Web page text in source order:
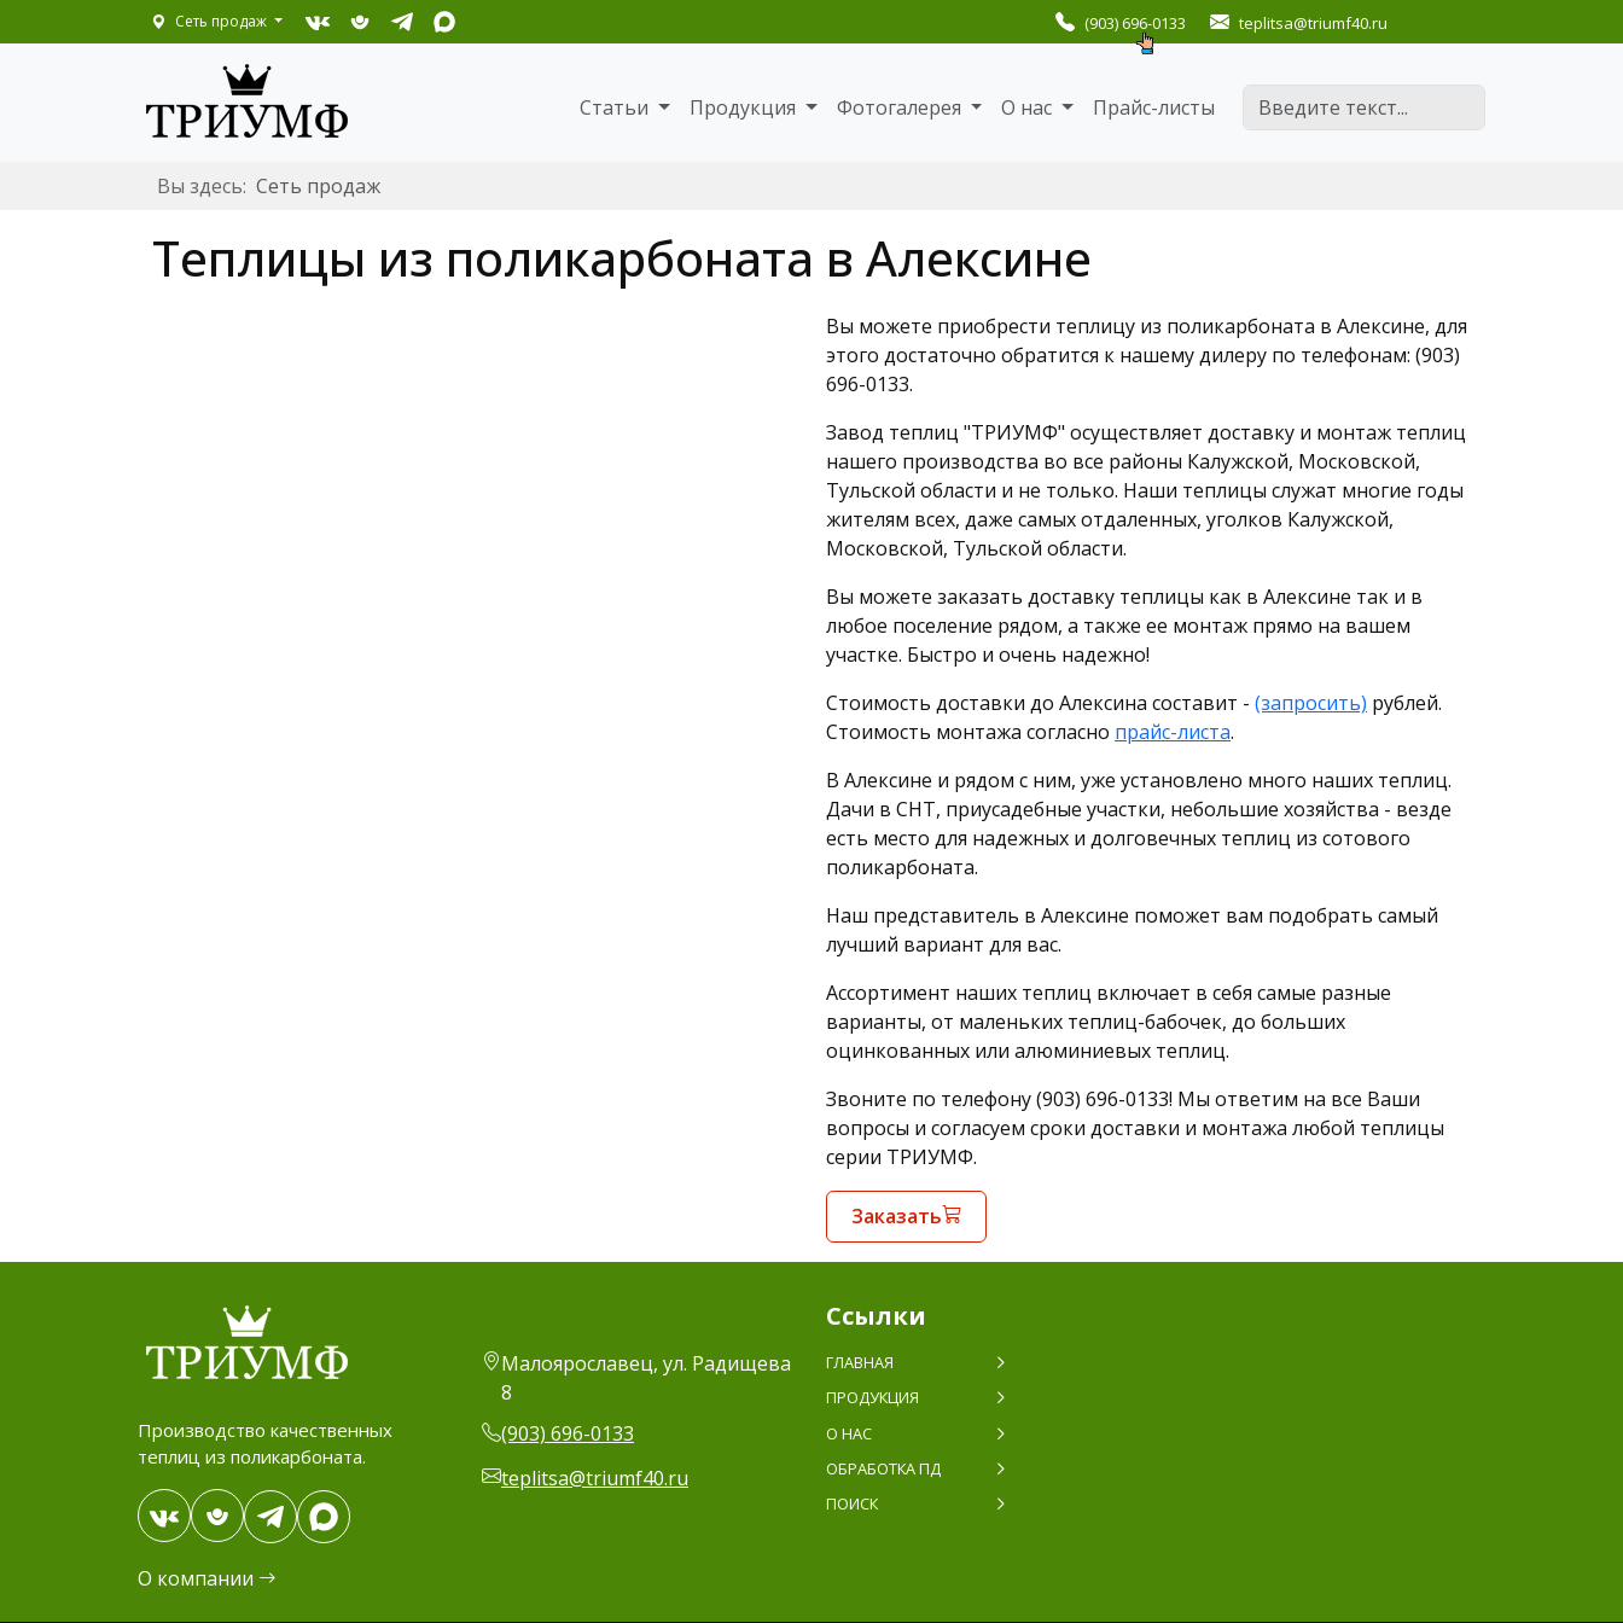
Сеть продаж (903) 696-0133 teplitsa@triumf40.ru
Статьи Продукция Фотогалерея О нас Прайс-листы Поиск
Вы здесь: Сеть продаж
Теплицы из поликарбоната в Алексине
Вы можете приобрести теплицу из поликарбоната в Алексине, для
этого достаточно обратится к нашему дилеру по телефонам: (903)
696-0133.
Завод теплиц "ТРИУМФ" осуществляет доставку и монтаж теплиц
нашего производства во все районы Калужской, Московской,
Тульской области и не только. Наши теплицы служат многие годы
жителям всех, даже самых отдаленных, уголков Калужской,
Московской, Тульской области.
Вы можете заказать доставку теплицы как в Алексине так и в
любое поселение рядом, а также ее монтаж прямо на вашем
участке. Быстро и очень надежно!
Стоимость доставки до Алексина составит - (запросить) рублей.
Стоимость монтажа согласно прайс-листа.
В Алексине и рядом с ним, уже установлено много наших теплиц.
Дачи в СНТ, приусадебные участки, небольшие хозяйства - везде
есть место для надежных и долговечных теплиц из сотового
поликарбоната.
Наш представитель в Алексине поможет вам подобрать самый
лучший вариант для вас.
Ассортимент наших теплиц включает в себя самые разные
варианты, от маленьких теплиц-бабочек, до больших
оцинкованных или алюминиевых теплиц.
Звоните по телефону (903) 696-0133! Мы ответим на все Ваши
вопросы и согласуем сроки доставки и монтажа любой теплицы
серии ТРИУМФ.
Заказать
Производство качественных
теплиц из поликарбоната.
О компании
Малоярославец, ул. Радищева
8
(903) 696-0133
teplitsa@triumf40.ru
Ссылки
ГЛАВНАЯ
ПРОДУКЦИЯ
О НАС
ОБРАБОТКА ПД
ПОИСК